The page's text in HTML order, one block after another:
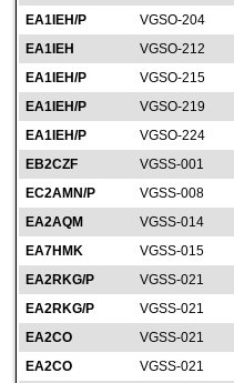
EA1IEH/P
VGSO-204
EA1IEH
VGSO-212
EA1IEH/P
VGSO-215
EA1IEH/P
VGSO-219
EA1IEH/P
VGSO-224
EB2CZF
VGSS-001
EC2AMN/P
VGSS-008
EA2AQM
VGSS-014
EA7HMK
VGSS-015
EA2RKG/P
VGSS-021
EA2RKG/P
VGSS-021
EA2CO
VGSS-021
EA2CO
VGSS-021